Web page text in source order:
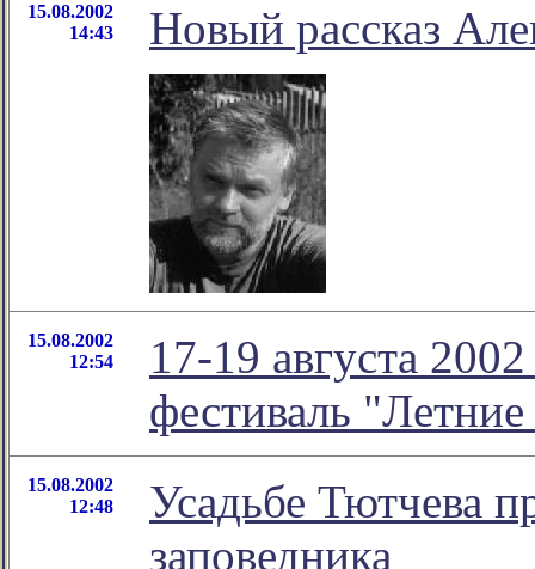
15.08.2002
14:43
Новый рассказ
15.08.2002
12:54
17-19 августа
фестиваль
15.08.2002
12:48
Усадьбе Тютчева
заповедника